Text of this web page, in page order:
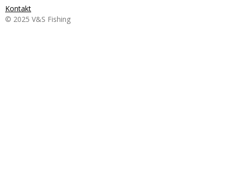
Kontakt
© 2025 V&S Fishing